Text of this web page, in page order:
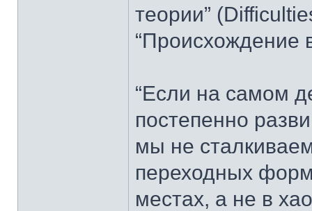
теории”
“Происхождение
“Если на самом
постепенно
мы не
переходных
местах, а не в